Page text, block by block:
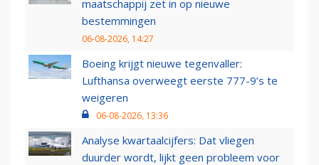
maatschappij zet in op nieuwe
bestemmingen
06-08-2026, 14:27
Boeing krijgt nieuwe tegenvaller:
Lufthansa overweegt eerste 777-9’s te
weigeren
06-08-2026, 13:36
Analyse kwartaalcijfers: Dat vliegen
duurder wordt, lijkt geen probleem voor